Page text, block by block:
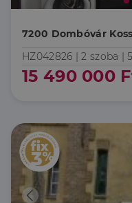
7200 Dombóvár
HZ042826 |2 szoba |
15 490 000